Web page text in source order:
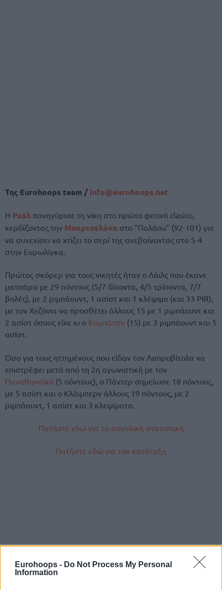
Eurohoops - Do Not Process My Personal
Information
Της Eurohoops team / info@eurohoops.net
Η Ρεάλ πανηγύρισε τη νίκη στο πρώτο φετινό clasico,
κερδίζοντας την Μπαρτσελόνα στο “Παλάου” (92-101) για
να συνεχίσει να χτίζει το σερί της ανεβαίνοντας στο 5-4
στην Ευρωλίγκα.
Πρώτος σκόρερ για τους νικητές ήταν ο Λάιλς που έκανε
ματσάρα με 29 πόντους (5/7 δίποντα, 4/5 τρίποντα, 7/7
βολές), με 2 ριμπάουντ, 1 ασίστ και 1 κλέψιμο (και 33 PIR),
με τον Χεζόνια να προσθέτει άλλους 15 με 1 ριμπάουντ και
2 ασίστ όσους είχε κι ο Καμπάτσο (15) με 3 ριμπάουντ και 5
ασίστ.
Όσο για τους ηττημένους που είδαν τον Λαπροβίτολα να
επιστρέφει μετά από τη 2η αγωνιστική με τον
Παναθηναϊκό (5 πόντους), ο Πάντερ σημείωσε 18 πόντους,
με 5 ασίστ και ο Κλάιμπερν άλλους 19 πόντους, με 2
ριμπάουντ, 1 ασίστ και 3 κλεψίματα.
Πατήστε εδώ για τη συνολική στατιστική
Πατήστε εδώ για την κατάταξη